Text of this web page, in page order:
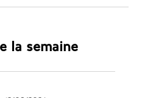
la semaine